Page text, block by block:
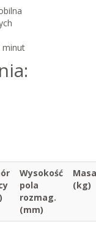
minut
Wysokość
pola
rozmag.
(mm)
Masa
(kg)